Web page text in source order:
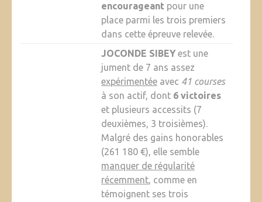
encourageant pour une
place parmi les trois premiers
dans cette épreuve relevée.
JOCONDE SIBEYest une
jument de 7 ans assez
expérimentéeavec 41 courses
à son actif, dont 6 victoires
et plusieurs accessits (7
deuxièmes, 3 troisièmes).
Malgré des gains honorables
(261 180 €), elle semble
manquer de régularité
récemment, comme en
témoignent ses trois